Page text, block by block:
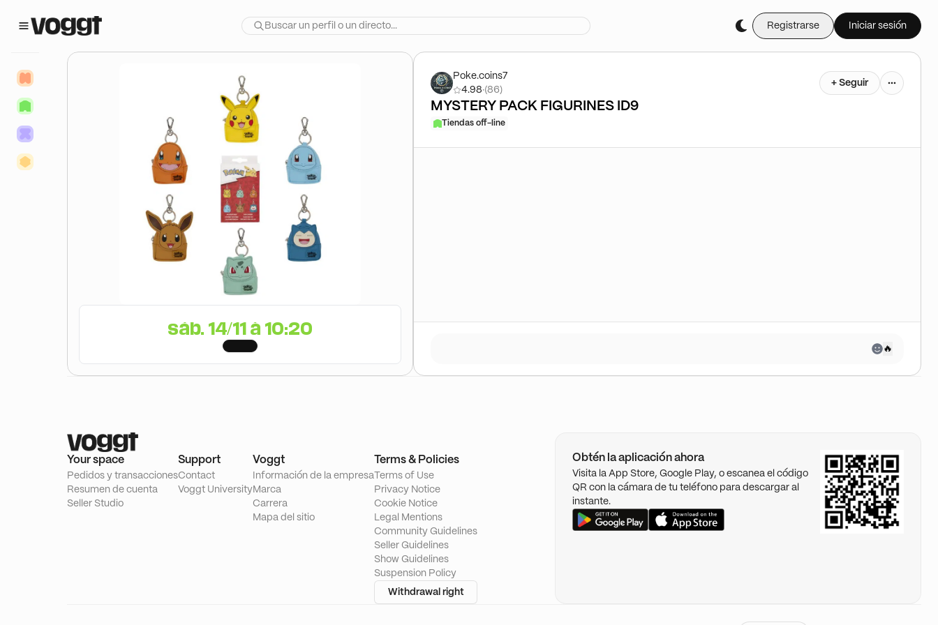
Registrarse Iniciar sesión
sáb. 14/11 à 10:20
Poke.coins7
4.98·(86)
+ Seguir
MYSTERY PACK FIGURINES ID9
Tiendas off-line
🔥
Your space
Pedidos y transacciones
Resumen de cuenta
Seller Studio
Support
Contact
Voggt University
Voggt
Información de la empresa
Marca
Carrera
Mapa del sitio
Terms & Policies
Terms of Use
Privacy Notice
Cookie Notice
Legal Mentions
Community Guidelines
Seller Guidelines
Show Guidelines
Suspension Policy
Withdrawal right
Obtén la aplicación ahora
Visita la App Store, Google Play, o escanea el código
QR con la cámara de tu teléfono para descargar al
instante.